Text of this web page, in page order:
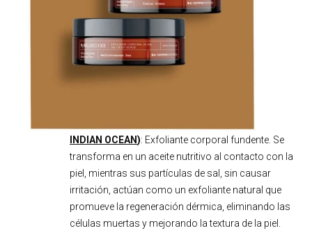
INDIAN OCEAN): Exfoliante corporal fundente. Se
transforma en un aceite nutritivo al contacto con la
piel, mientras sus partículas de sal, sin causar
irritación, actúan como un exfoliante natural que
promueve la regeneración dérmica, eliminando las
células muertas y mejorando la textura de la piel.